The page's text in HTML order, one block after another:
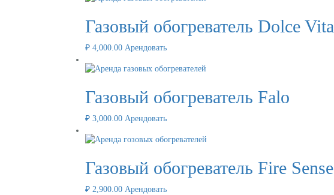
Газовый обогреватель Dolce Vita
₽ 4,000.00 Арендовать
Газовый обогреватель Falo
₽ 3,000.00 Арендовать
Газовый обогреватель Fire Sense
₽ 2,900.00 Арендовать